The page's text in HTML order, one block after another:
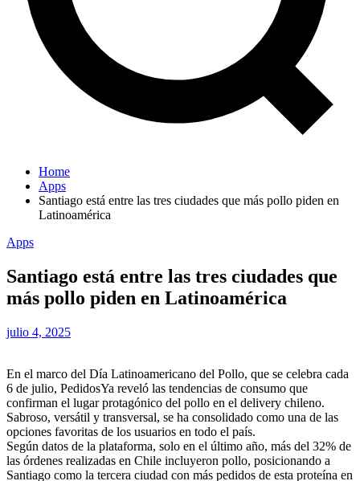
Home
Apps
Santiago está entre las tres ciudades que más pollo piden en
Latinoamérica
Apps
Santiago está entre las tres ciudades que
más pollo piden en Latinoamérica
julio 4, 2025
En el marco del Día Latinoamericano del Pollo, que se celebra cada
6 de julio, PedidosYa reveló las tendencias de consumo que
confirman el lugar protagónico del pollo en el delivery chileno.
Sabroso, versátil y transversal, se ha consolidado como una de las
opciones favoritas de los usuarios en todo el país.
Según datos de la plataforma, solo en el último año, más del 32% de
las órdenes realizadas en Chile incluyeron pollo, posicionando a
Santiago como la tercera ciudad con más pedidos de esta proteína en